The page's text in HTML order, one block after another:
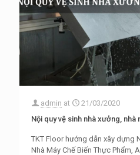
admin at
21/03/2020
Nội quy vệ sinh nhà xưởng, nhà
TKT Floor hướng dẫn xây dựng
Nhà Máy Chế Biến Thực Phẩm,